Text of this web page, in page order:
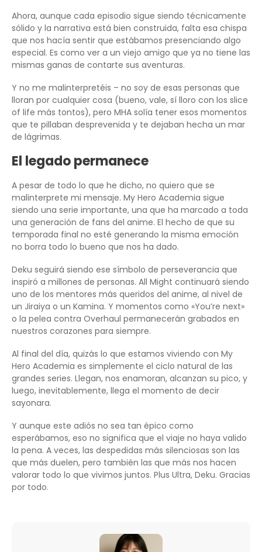
Ahora, aunque cada episodio sigue siendo técnicamente
sólido y la narrativa está bien construida, falta esa chispa
que nos hacía sentir que estábamos presenciando algo
especial. Es como ver a un viejo amigo que ya no tiene las
mismas ganas de contarte sus aventuras.
Y no me malinterpretéis – no soy de esas personas que
lloran por cualquier cosa (bueno, vale, sí lloro con los slice
of life más tontos), pero MHA solía tener esos momentos
que te pillaban desprevenida y te dejaban hecha un mar
de lágrimas.
El legado permanece
A pesar de todo lo que he dicho, no quiero que se
malinterprete mi mensaje. My Hero Academia sigue
siendo una serie importante, una que ha marcado a toda
una generación de fans del anime. El hecho de que su
temporada final no esté generando la misma emoción
no borra todo lo bueno que nos ha dado.
Deku seguirá siendo ese símbolo de perseverancia que
inspiró a millones de personas. All Might continuará siendo
uno de los mentores más queridos del anime, al nivel de
un Jiraiya o un Kamina. Y momentos como «You’re next»
o la pelea contra Overhaul permanecerán grabados en
nuestros corazones para siempre.
Al final del día, quizás lo que estamos viviendo con My
Hero Academia es simplemente el ciclo natural de las
grandes series. Llegan, nos enamoran, alcanzan su pico, y
luego, inevitablemente, llega el momento de decir
sayonara.
Y aunque este adiós no sea tan épico como
esperábamos, eso no significa que el viaje no haya valido
la pena. A veces, las despedidas más silenciosas son las
que más duelen, pero también las que más nos hacen
valorar todo lo que vivimos juntos. Plus Ultra, Deku. Gracias
por todo.